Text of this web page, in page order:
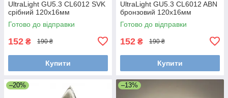
UltraLight GU5.3 CL6012 SVK
срібний 120х16мм
Готово до відправки
152 ₴ 190 ₴
Купити
UltraLight GU5.3 CL6012 ABN
бронзовий 120х16мм
Готово до відправки
152 ₴ 190 ₴
Купити
–20% –13%